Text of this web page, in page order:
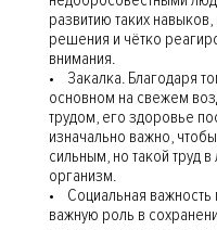
развитию таких
решения и чётко
внимания.
• Закалка. Благодаря
основном на свежем
трудом, его здоровье
изначально важно,
сильным, но такой труд
организм.
• Социальная важность
важную роль в